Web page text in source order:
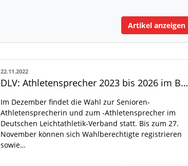
Artikel anzeigen
22.11.2022
DLV: Athletensprecher 2023 bis 2026 im Bereich Senioren gesucht!
Im Dezember findet die Wahl zur Senioren-
Athletensprecherin und zum -Athletensprecher im
Deutschen Leichtathletik-Verband statt. Bis zum 27.
November können sich Wahlberechtigte registrieren
sowie…